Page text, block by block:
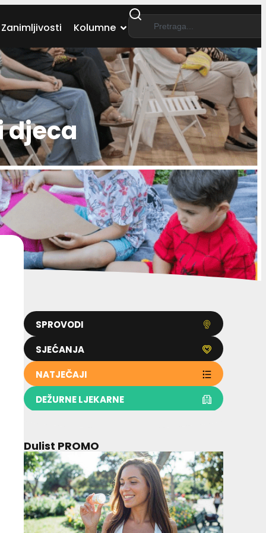
Zanimljivosti Kolumne
djeca
SPROVODI
SJEĆANJA
NATJEČAJI
DEŽURNE LJEKARNE
Dulist PROMO